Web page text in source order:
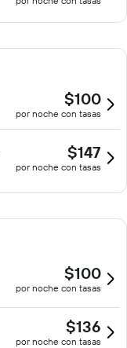
$100
por noche con tasas
$147
por noche con tasas
$100
por noche con tasas
$136
por noche con tasas